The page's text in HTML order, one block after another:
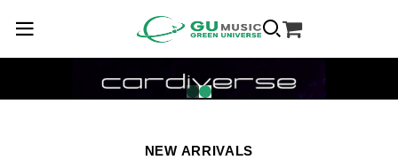
NEW ARRIVALS